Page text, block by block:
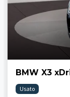
BMW X3
Usato